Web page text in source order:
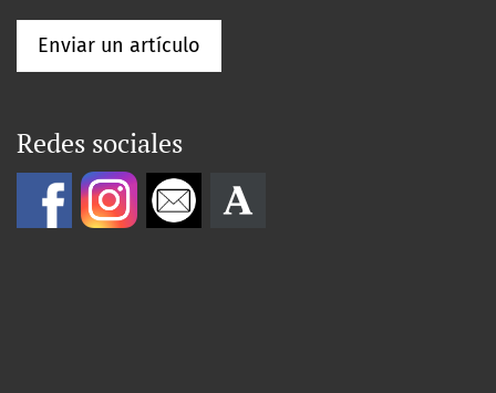
Enviar un artículo
Redes sociales